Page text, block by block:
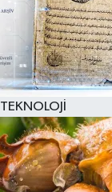
TEKNOLOJİ